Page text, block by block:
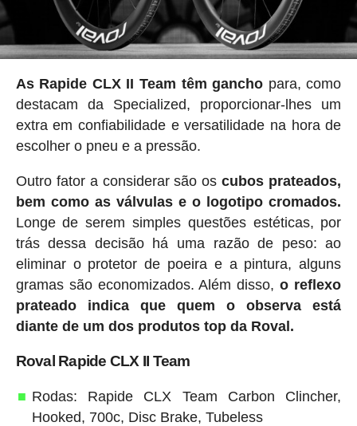
As Rapide CLX II Team têm gancho para, como
destacam da Specialized, proporcionar-lhes um
extra em confiabilidade e versatilidade na hora de
escolher o pneu e a pressão.
Outro fator a considerar são oscubos prateados,
bem como as válvulas e o logotipo cromados.
Longe de serem simples questões estéticas, por
trás dessa decisão há uma razão de peso: ao
eliminar o protetor de poeira e a pintura, alguns
gramas são economizados. Além disso,o reflexo
prateado indica que quem o observa está
diante de um dos produtos top da Roval.
Roval Rapide CLX II Team
Rodas: Rapide CLX Team Carbon Clincher,
Hooked, 700c, Disc Brake, Tubeless